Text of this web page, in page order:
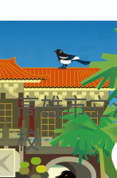
高雄市
校